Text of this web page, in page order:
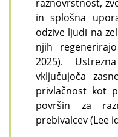
raznovrstnost,
in splošna
odzive ljudi na
njih
2025).
vključujoča
privlačnost kot
površin za
prebivalcev (Lee